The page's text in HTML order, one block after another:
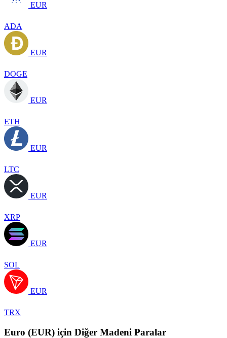
EUR
ADA
EUR
DOGE
EUR
ETH
EUR
LTC
EUR
XRP
EUR
SOL
EUR
TRX
Euro (EUR) için Diğer Madeni Paralar